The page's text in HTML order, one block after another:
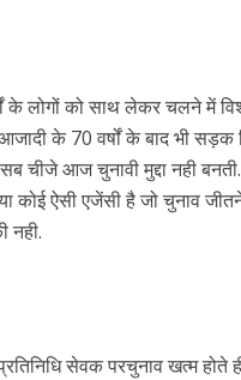
के लोगों को साथ लेकर चलने में
के 70 वर्षों के बाद भी सड़क
चीजे आज चुनावी मुद्दा नही
कोई ऐसी एजेंसी है जो चुनाव
नही.
सेवक परचुनाव खत्म